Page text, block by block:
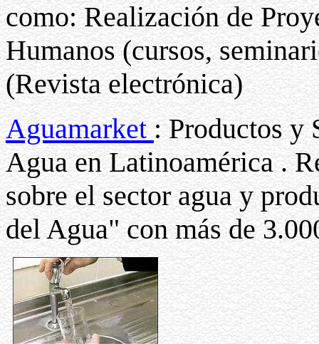
como: Realización de
Humanos (cursos,
(Revista electrónica)
Aguamarket: Productos y
Agua en Latinoamérica .
sobre el sector agua y
del Agua" con más de